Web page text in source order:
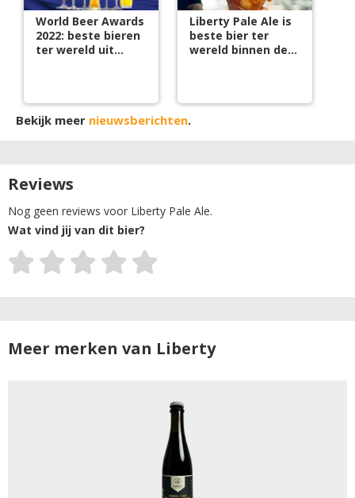
World Beer Awards
2022: beste bieren
ter wereld uit
Liberty Pale Ale is
beste bier ter
wereld binnen de
Bekijk meer nieuwsberichten.
Reviews
Nog geen reviews voor Liberty Pale Ale.
Wat vind jij van dit bier?
Meer merken van Liberty